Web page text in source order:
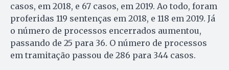
casos, em 2018, e 67 casos, em 2019. Ao todo, foram
proferidas 119 sentenças em 2018, e 118 em 2019. Já
o número de processos encerrados aumentou,
passando de 25 para 36. O número de processos
em tramitação passou de 286 para 344 casos.